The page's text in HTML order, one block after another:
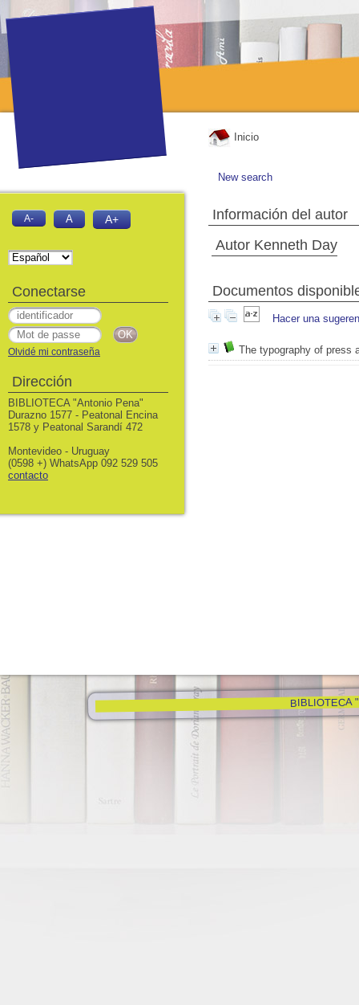
Inicio
New search
Información del autor
Autor Kenneth Day
Documentos
Hacer una
The typography of press
BIBLIOTECA
A- A A+
Conectarse
Olvidé mi contraseña
Dirección
BIBLIOTECA "Antonio Pena"
Durazno 1577 - Peatonal Encina
1578 y Peatonal Sarandí 472
Montevideo - Uruguay
(0598 +) WhatsApp 092 529 505
contacto